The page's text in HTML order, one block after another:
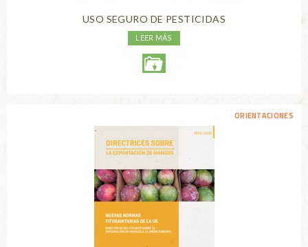
USO SEGURO DE PESTICIDAS
LEER MÁS
ORIENTACIONES